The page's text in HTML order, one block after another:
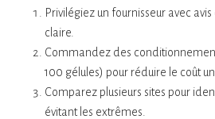
Privilégiez un fournisseur avec
claire.
Commandez des
100 gélules) pour réduire le coût
Comparez plusieurs sites pour
évitant les extrêmes.